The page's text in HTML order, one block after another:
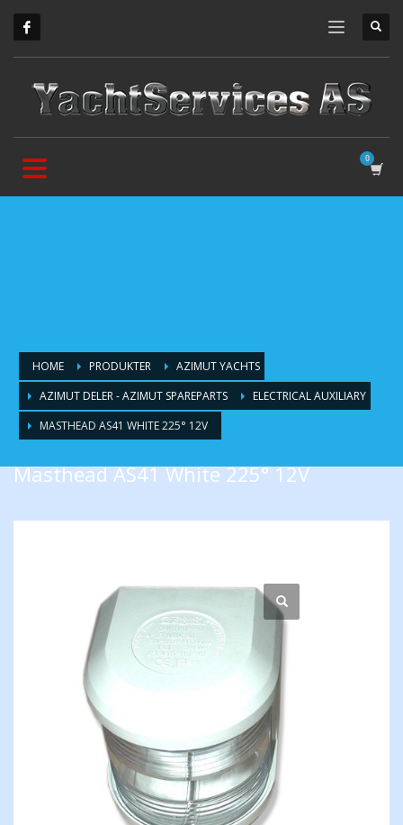
HOME PRODUKTER
AZIMUT YACHTS
AZIMUT DELER - AZIMUT SPAREPARTS
ELECTRICAL AUXILIARY
MASTHEAD AS41 WHITE 225° 12V
Masthead AS41 White 225° 12V